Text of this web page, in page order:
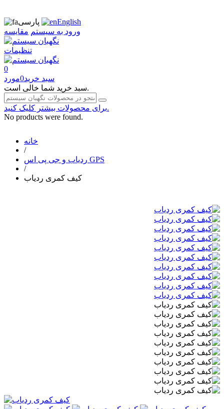
پارسی
English
ورود به سیستم مقایسه
تنظیمات
0
سبد خرید0مورد
سبد خرید شما خالی است.
برای محصولات بیشتر کلیک کنید.
No products were found.
خانه
/
ردیاب و جی پی اس GPS
/
کیف کمری ردیاب